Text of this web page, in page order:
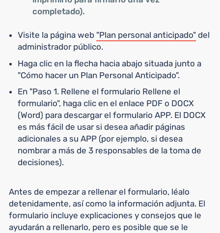
completado).
Visite la página web "Plan personal anticipado" del
administrador público.
Haga clic en la flecha hacia abajo situada junto a
"Cómo hacer un Plan Personal Anticipado".
En "Paso 1. Rellene el formulario Rellene el
formulario", haga clic en el enlace PDF o DOCX
(Word) para descargar el formulario APP. El DOCX
es más fácil de usar si desea añadir páginas
adicionales a su APP (por ejemplo, si desea
nombrar a más de 3 responsables de la toma de
decisiones).
Antes de empezar a rellenar el formulario, léalo
detenidamente, así como la información adjunta. El
formulario incluye explicaciones y consejos que le
ayudarán a rellenarlo, pero es posible que se le